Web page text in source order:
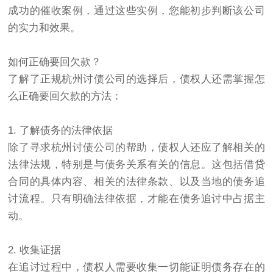
成功的催收案例，通过这些实例，您能初步判断该公司
的实力和效果。
如何正确要回欠款？
了解了正规杭州讨债公司的选择后，债权人还需掌握怎
么正确要回欠款的方法：
1. 了解债务的法律依据
除了寻求杭州讨债公司的帮助，债权人还应了解相关的
法律法规，特别是与债务关系有关的信息。这包括借贷
合同的具体内容、相关的法律条款、以及当地的债务追
讨流程。只有明确法律依据，才能在债务追讨中占据主
动。
2. 收集证据
在追讨过程中，债权人需要收集一切能证明债务存在的